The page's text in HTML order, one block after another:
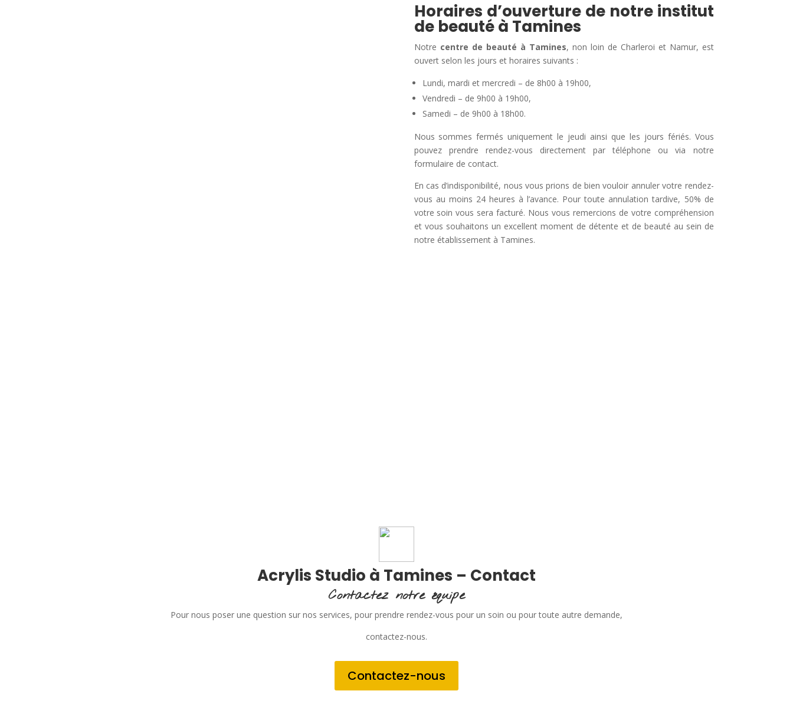
Horaires d’ouverture de notre institut
de beauté à Tamines
Notre centre de beauté à Tamines, non loin de Charleroi et Namur, est
ouvert selon les jours et horaires suivants :
Lundi, mardi et mercredi – de 8h00 à 19h00,
Vendredi – de 9h00 à 19h00,
Samedi – de 9h00 à 18h00.
Nous sommes fermés uniquement le jeudi ainsi que les jours fériés. Vous
pouvez prendre rendez-vous directement par téléphone ou via notre
formulaire de contact.
En cas d’indisponibilité, nous vous prions de bien vouloir annuler votre rendez-
vous au moins 24 heures à l’avance. Pour toute annulation tardive, 50% de
votre soin vous sera facturé. Nous vous remercions de votre compréhension
et vous souhaitons un excellent moment de détente et de beauté au sein de
notre établissement à Tamines.
Acrylis Studio à Tamines – Contact
Contactez notre équipe
Pour nous poser une question sur nos services, pour prendre rendez-vous pour un soin ou pour toute autre demande,
contactez-nous.
Contactez-nous